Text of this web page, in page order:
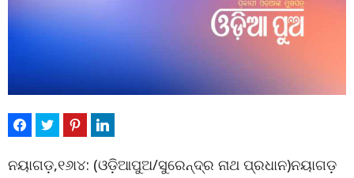
ନୟାଗଡ଼,୧୬ା୪: (ଓଡ଼ିଆପୁଅ/ସୁରେନ୍ଦ୍ର ନାଥ ପ୍ରଧାନ)ନୟାଗଡ଼